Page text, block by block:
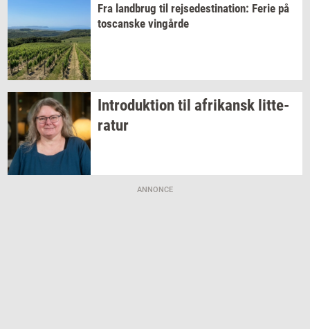
Fra land­brug til rej­se­desti­na­tion: Ferie på
toscan­ske vin­går­de
In­tro­duk­tiontil afri­kansk lit­te­
ra­tur
ANNONCE